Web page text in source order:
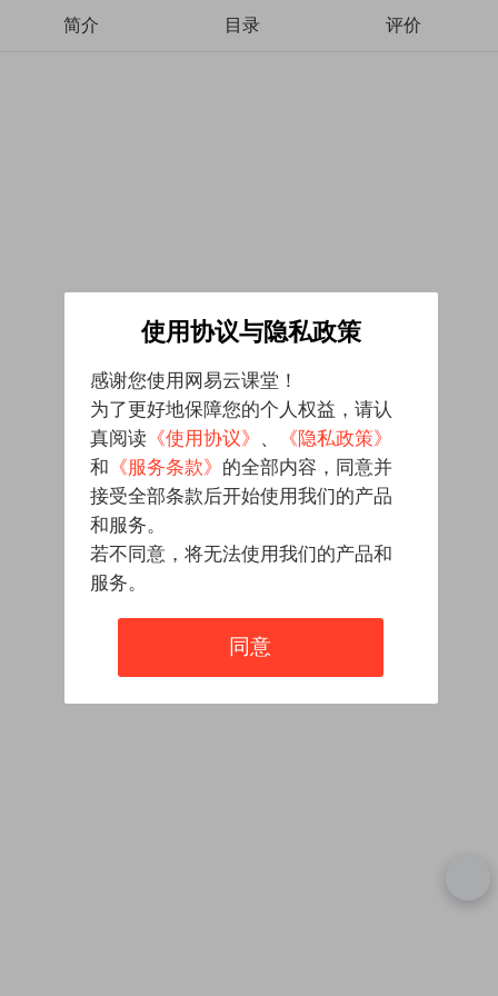
简介 目录 评价
使用协议与隐私政策
感谢您使用网易云课堂！
为了更好地保障您的个人权益，请认
真阅读 《使用协议》 、
《隐私政策》
和 《服务条款》 的全部内容，同意并
接受全部条款后开始使用我们的产品
和服务。
若不同意，将无法使用我们的产品和
服务。
同意